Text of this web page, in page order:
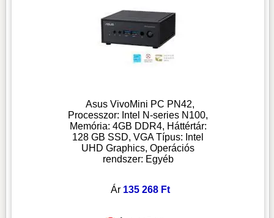
Asus VivoMini PC PN42,
Processzor: Intel N-series N100,
Memória: 4GB DDR4, Háttértár:
128 GB SSD, VGA Típus: Intel
UHD Graphics, Operációs
rendszer: Egyéb
Ár 135 268 Ft